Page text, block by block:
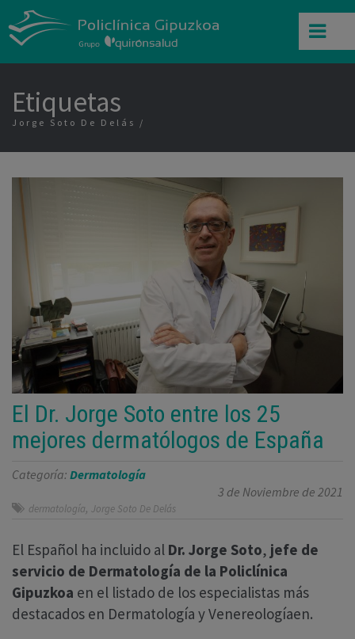
Etiquetas
Jorge Soto De Delás
El Dr. Jorge Soto entre los 25
mejores dermatólogos de España
Categoría: Dermatología
3 de Noviembre de 2021
dermatología, Jorge Soto De Delás
El Español ha incluido al Dr. Jorge Soto, jefe de
servicio de Dermatología de la Policlínica
Gipuzkoa en el listado de los especialistas más
destacados en Dermatología y Venereologíaen.